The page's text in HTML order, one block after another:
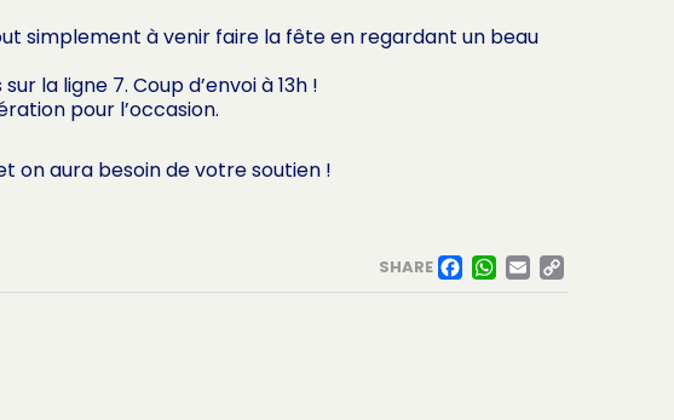
simplement à venir faire la fête en regardant un beau
la ligne 7. Coup d’envoi à 13h !
pour l’occasion.
on aura besoin de votre soutien !
SHARE FACEBOOK
EMAIL